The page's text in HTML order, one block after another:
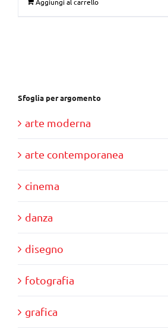
Sfoglia per argomento
arte moderna
arte contemporanea
cinema
danza
disegno
fotografia
grafica